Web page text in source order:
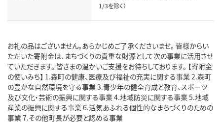
1/3を除く）
お礼の品はございません。あらかじめご了承くださいませ。 皆様からい
ただいた寄附金は、まちづくりの貴重な財源として次の事業に活用させ
ていただきます。 皆さまの温かいご支援をお待ちしております。 【寄附金
の使いみち】 1.森町の健康、医療及び福祉の充実に関する事業 2.森町
の豊かな自然環境を守る事業 3.青少年の健全育成と教育、スポーツ
及び文化・芸術の振興に関する事業 4.地域防災に関する事業 5.地域
産業の振興に関する事業 6.活気あふれる個性的なまちづくりのための
事業 7.その他町長が必要と認める事業